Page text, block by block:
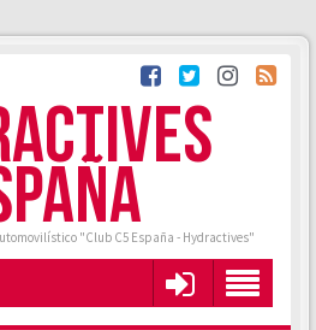
"Club C5 España - Hydractives"